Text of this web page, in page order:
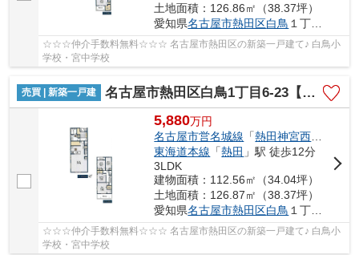
土地面積：126.86㎡（38.37坪）
愛知県名古屋市熱田区白鳥 １丁目6-23
☆☆☆仲介手数料無料☆☆☆ 名古屋市熱田区の新築一戸建て♪ 白鳥小
学校・宮中学校
売買 | 新築一戸建 名古屋市熱田区白鳥1丁目6-23【仲介手数料無料】新築一戸建て 3号棟
5,880万円
名古屋市営名城線 「熱田神宮西」駅 徒
東海道本線 「熱田 」駅 徒歩12分
3LDK
建物面積：112.56㎡（34.04坪）
土地面積：126.87㎡（38.37坪）
愛知県名古屋市熱田区白鳥 １丁目6-23
☆☆☆仲介手数料無料☆☆☆ 名古屋市熱田区の新築一戸建て♪ 白鳥小
学校・宮中学校